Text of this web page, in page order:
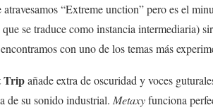
atravesamos “Extreme unction” pero es el
se traduce como instancia intermediaria)
con uno de los temas más
Tripañade extra de oscuridad y voces
de su sonido industrial. Metaxyfunciona